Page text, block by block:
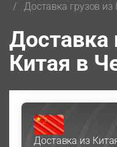
Доставка грузов
Доставка
Китая в
Доставка из